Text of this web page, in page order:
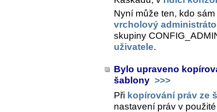
Nyní může ten, kdo
vrcholový
skupiny
uživatele.
Bylo upraveno
šablony >>>
Při kopírování práv ze
nastavení práv v